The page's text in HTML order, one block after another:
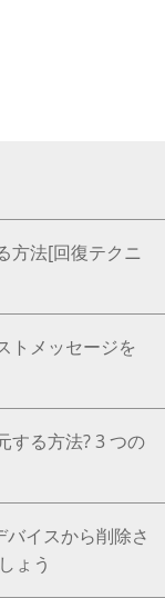
方法[回復テクニ
トメッセージを
する方法? 3 つの
イスから削除さ
ょう